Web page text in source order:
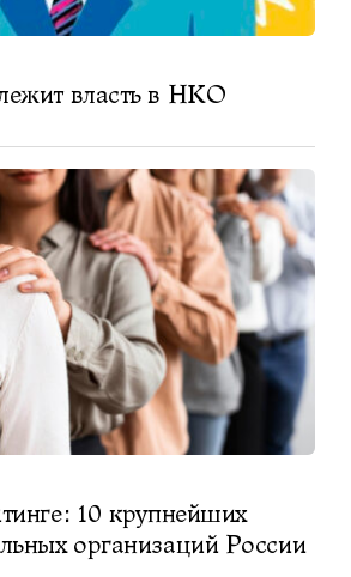
власть в НКО
10 крупнейших
организаций России